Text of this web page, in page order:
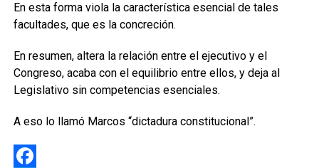
En esta forma viola la característica esencial de tales
facultades, que es la concreción.
En resumen, altera la relación entre el ejecutivo y el
Congreso, acaba con el equilibrio entre ellos, y deja al
Legislativo sin competencias esenciales.
A eso lo llamó Marcos “dictadura constitucional”.